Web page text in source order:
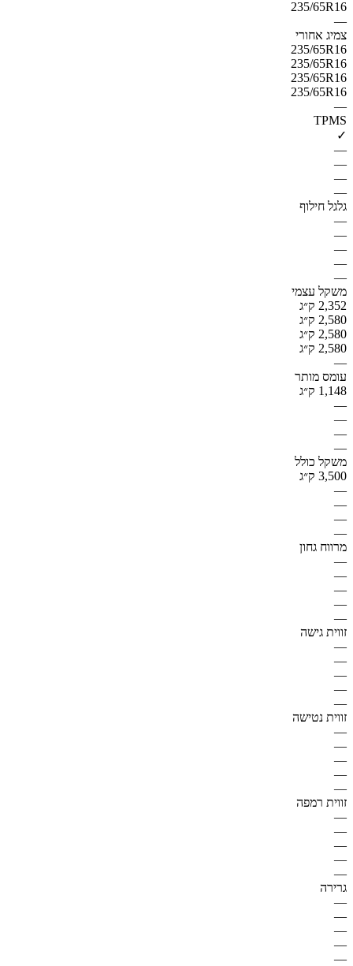
235/65R16
—
צמיג אחורי
235/65R16
235/65R16
235/65R16
235/65R16
—
TPMS
✓
—
—
—
—
גלגל חילוף
—
—
—
—
—
משקל עצמי
2,352 ק״ג
2,580 ק״ג
2,580 ק״ג
2,580 ק״ג
—
עומס מותר
1,148 ק״ג
—
—
—
—
משקל כולל
3,500 ק״ג
—
—
—
—
מרווח גחון
—
—
—
—
—
זווית גישה
—
—
—
—
—
זווית נטישה
—
—
—
—
—
זווית רמפה
—
—
—
—
—
גרירה
—
—
—
—
—